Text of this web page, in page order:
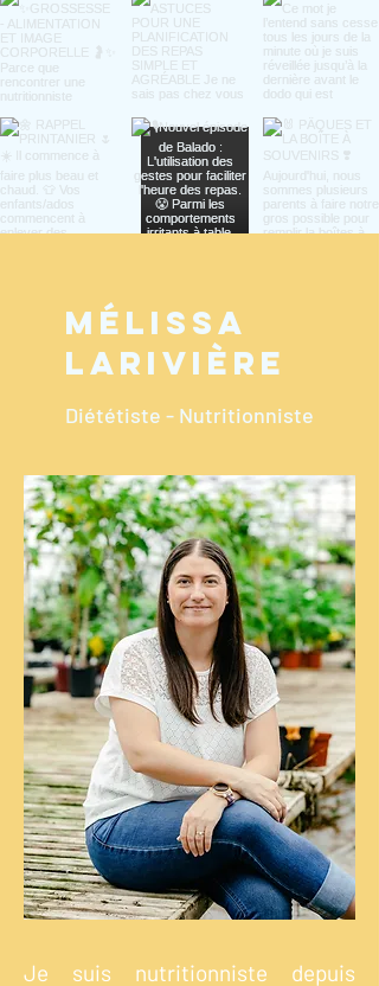
MÉlissa
larivière
Diététiste - Nutritionniste
Je suis nutritionniste depuis